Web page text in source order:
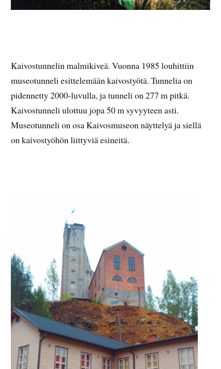
Kaivostunnelin malmikiveä. Vuonna 1985 louhittiin
museotunneli esittelemään kaivostyötä. Tunnelia on
pidennetty 2000-luvulla, ja tunneli on 277 m pitkä.
Kaivostunneli ulottuu jopa 50 m syvyyteen asti.
Museotunneli on osa Kaivosmuseon näyttelyä ja siellä
on kaivostyöhön liittyviä esineitä.